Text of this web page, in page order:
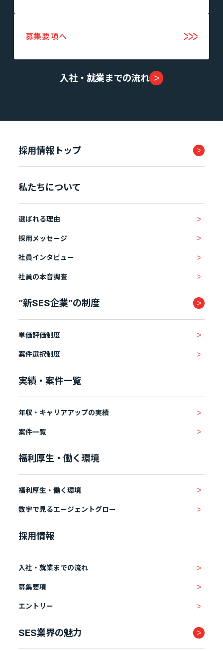
募集要項へ
入社・就業までの流れ
採用情報トップ
私たちについて
選ばれる理由
採用メッセージ
社員インタビュー
社員の本音調査
”新SES企業”の制度
単価評価制度
案件選択制度
実績・案件一覧
年収・キャリアアップの実績
案件一覧
福利厚生・働く環境
福利厚生・働く環境
数字で見るエージェントグロー
採用情報
入社・就業までの流れ
募集要項
エントリー
SES業界の魅力